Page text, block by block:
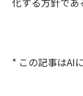
* この記事はAI